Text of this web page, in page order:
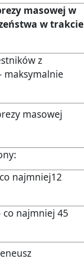
masowej w
w trakcie
z
maksymalnie
masowej
najmniej12
co najmniej 45